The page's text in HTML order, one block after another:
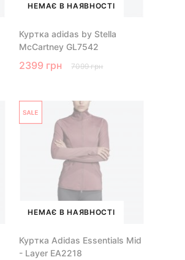
НЕМАЄ В НАЯВНОСТІ
Куртка adidas by Stella
McCartney GL7542
2399 грн 7099 грн
НЕМАЄ В НАЯВНОСТІ
Куртка Adidas Essentials Mid
- Layer EA2218